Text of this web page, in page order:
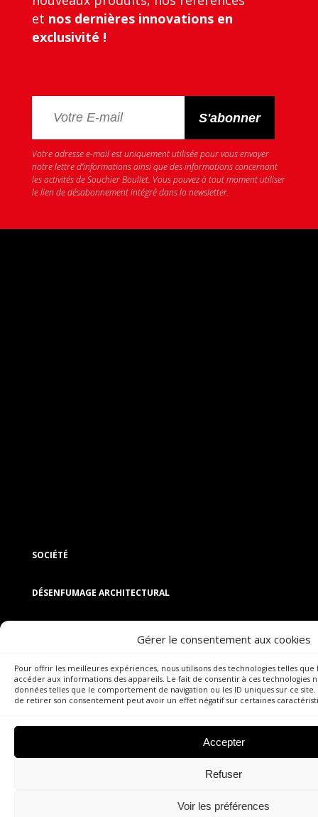
Gérer le consentement aux cookies
Pour offrir les meilleures expériences, nous utilisons des technologies telles
accéder aux informations des appareils. Le fait de consentir à ces technologies
données telles que le comportement de navigation ou les ID uniques sur ce
de retirer son consentement peut avoir un effet négatif sur certaines
Accepter
Refuser
Voir les préférences
et nos dernières innovations en
exclusivité !
Votre adresse e-mail est uniquement utilisée pour vous envoyer
notre lettre d’informations ainsi que des informations concernant
les activités de Souchier Boullet. Vous pouvez à tout moment utiliser
le lien de désabonnement intégré dans la newsletter.
SOCIÉTÉ
DÉSENFUMAGE ARCHITECTURAL
GESTION ÉNERGÉTIQUE
SUIVEZ-NOUS